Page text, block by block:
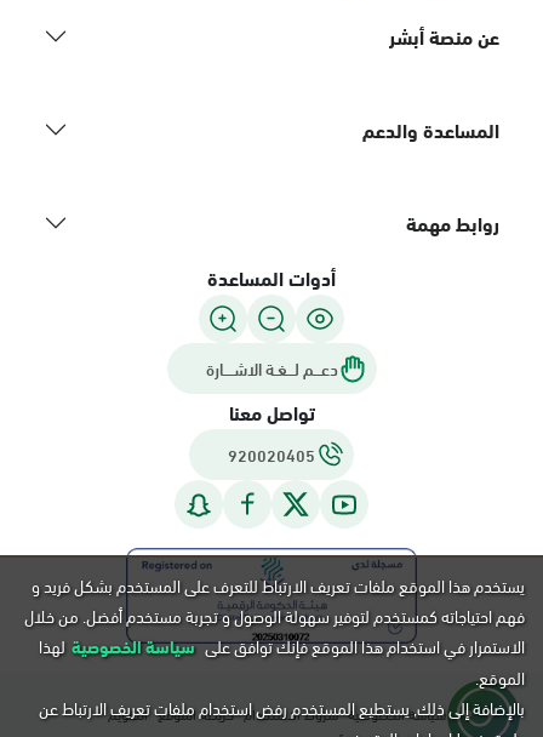
عن منصة أبشر
المساعدة والدعم
روابط مهمة
أدوات المساعدة
دعـــم لـــغـة الاشــــارة
تواصل معنا
920020405
سياسة الخصوصية شروط الاستخدام خريطة الموقع التقويم
يستخدم هذا الموقع ملفات تعريف الارتباط للتعرف على المستخدم بشكل فريد و
فهم احتياجاته كمستخدم لتوفير سهولة الوصول و تجربة مستخدم أفضل. من خلال
الاستمرار في استخدام هذا الموقع فإنك توافق على سياسة الخصوصية لهذا
الموقع.
بالإضافة إلى ذلك, يستطيع المستخدم رفض استخدام ملفات تعريف الارتباط عن